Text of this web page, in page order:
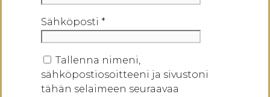
Sähköposti *
Tallenna nimeni,
sähköpostiosoitteeni ja sivustoni
tähän selaimeen seuraavaa